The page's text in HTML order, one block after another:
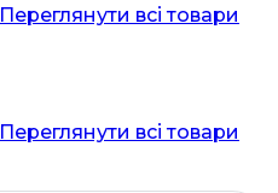
Переглянути всі товари
Переглянути всі товари